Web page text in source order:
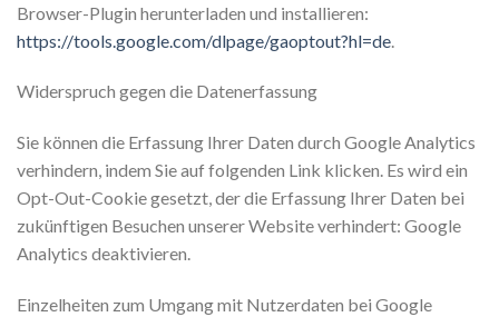
Browser-Plugin herunterladen und installieren:
https://tools.google.com/dlpage/gaoptout?hl=de
Widerspruch gegen die Datenerfassung
Sie können die Erfassung Ihrer Daten durch Google Analytics
verhindern, indem Sie auf folgenden Link klicken. Es wird ein
Opt-Out-Cookie gesetzt, der die Erfassung Ihrer Daten bei
zukünftigen Besuchen unserer Website verhindert: Google
Analytics deaktivieren.
Einzelheiten zum Umgang mit Nutzerdaten bei Google